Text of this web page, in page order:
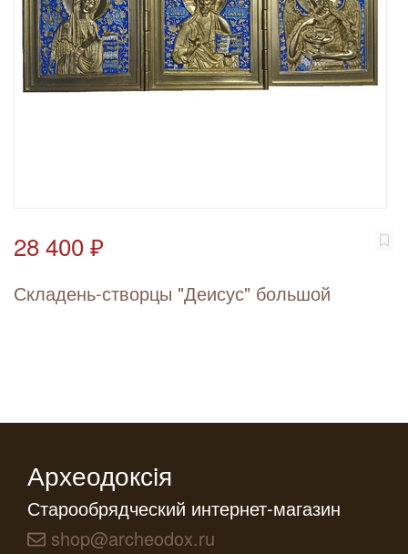
28 400 ₽
Складень-створцы "Деисус" большой
Археодоксiя
Старообрядческий интернет-магазин
shop@archeodox.ru